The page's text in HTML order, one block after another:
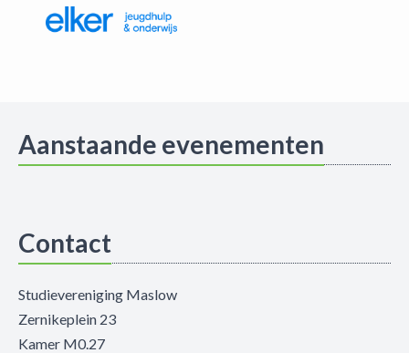
Aanstaande evenementen
Contact
Studievereniging Maslow
Zernikeplein 23
Kamer M0.27